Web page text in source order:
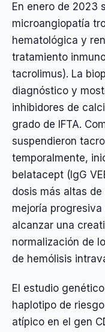
En enero de 2023
microangiopatía
hematológica y
tratamiento
tacrolimus). La
diagnóstico y
inhibidores de
grado de IFTA.
suspendieron
temporalmente,
belatacept (IgG
dosis más altas
mejoría
alcanzar una
normalización de
de hemólisis
El estudio
haplotipo de
atípico en el gen